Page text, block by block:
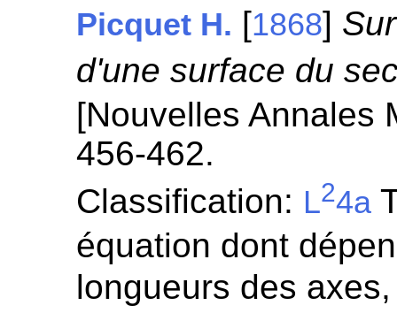
Picquet H. [1868]
d'une surface du
[Nouvelles Annales
456-462.
Classification: L24a
équation dont
longueurs des